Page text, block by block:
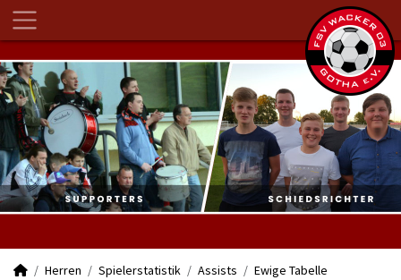
Herren Spielerstatistik Assists
Ewige Tabelle